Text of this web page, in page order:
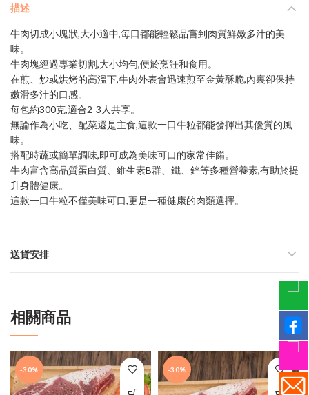
描述
牛肉切成小塊狀,大小適中,每口都能輕鬆品嘗到肉質鮮嫩多汁的美
味。
牛肉塊經過專業切割,大小均勻,便於烹飪和食用。
在煎、炒或烘烤的高溫下,牛肉外表會迅速煎至金黃酥脆,內裏卻保持
嫩滑多汁的口感。
每包約300克,適合2-3人共享。
無論作為小吃、配菜還是主食,這款一口牛粒都能發揮出其優質的風
味。
搭配時蔬或簡單調味,即可成為美味可口的家常佳餚。
牛肉富含高品質蛋白質、維生素B群、鐵、鋅等多種營養素,有助於提
升身體健康。
這款一口牛粒不僅美味可口,更是一種健康的肉類選擇。
送貨安排
相關商品
-30% -30%